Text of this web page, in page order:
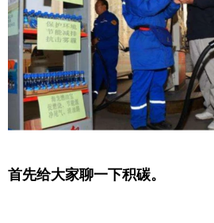
首先给大家聊一下积碳。